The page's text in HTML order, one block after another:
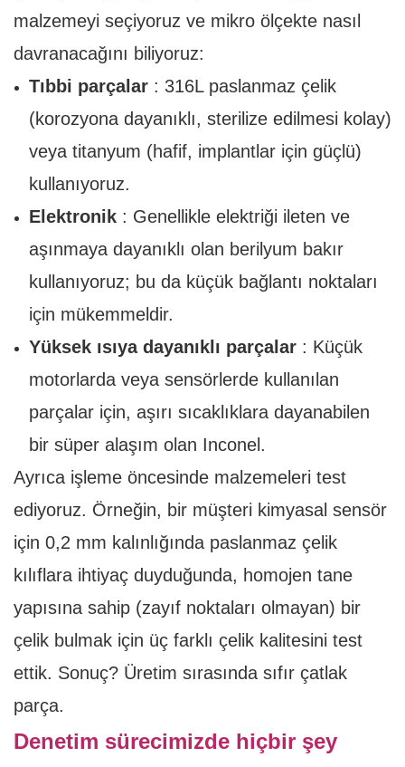
malzemeyi seçiyoruz ve mikro ölçekte nasıl
davranacağını biliyoruz:
Tıbbi parçalar: 316L paslanmaz çelik
(korozyona dayanıklı, sterilize edilmesi kolay)
veya titanyum (hafif, implantlar için güçlü)
kullanıyoruz.
Elektronik: Genellikle elektriği ileten ve
aşınmaya dayanıklı olan berilyum bakır
kullanıyoruz; bu da küçük bağlantı noktaları
için mükemmeldir.
Yüksek ısıya dayanıklı parçalar: Küçük
motorlarda veya sensörlerde kullanılan
parçalar için, aşırı sıcaklıklara dayanabilen
bir süper alaşım olan Inconel.
Ayrıca işleme öncesinde malzemeleri test
ediyoruz. Örneğin, bir müşteri kimyasal sensör
için 0,2 mm kalınlığında paslanmaz çelik
kılıflara ihtiyaç duyduğunda, homojen tane
yapısına sahip (zayıf noktaları olmayan) bir
çelik bulmak için üç farklı çelik kalitesini test
ettik. Sonuç? Üretim sırasında sıfır çatlak
parça.
Denetim sürecimizde hiçbir şey